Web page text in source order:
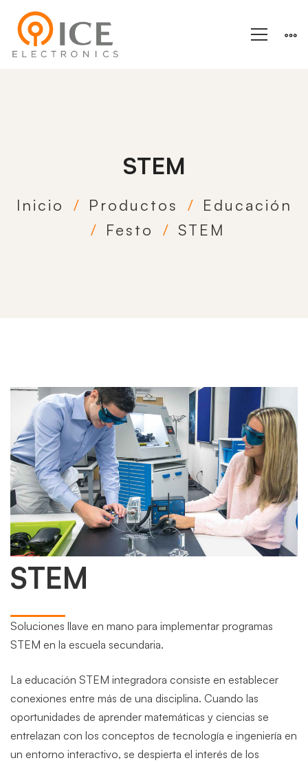
STEM
Inicio Productos
Educación
Festo
STEM
STEM
STEM
Soluciones llave en mano para implementar programas
STEM en la escuela secundaria.
La educación STEM integradora consiste en establecer
conexiones entre más de una disciplina. Cuando las
oportunidades de aprender matemáticas y ciencias se
entrelazan con los conceptos de tecnología e ingeniería en
un entorno interactivo, se despierta el interés de los